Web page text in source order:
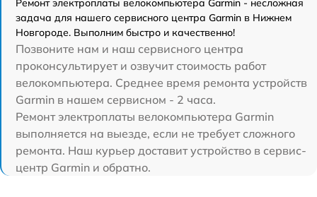
Ремонт электроплаты велокомпьютера Garmin - несложная
задача для нашего сервисного центра Garmin в Нижнем
Новгороде. Выполним быстро и качественно!
Позвоните нам и наш сервисного центра
проконсультирует и озвучит стоимость работ
велокомпьютера. Среднее время ремонта устройств
Garmin в нашем сервисном - 2 часа.
Ремонт электроплаты велокомпьютера Garmin
выполняется на выезде, если не требует сложного
ремонта. Наш курьер доставит устройство в сервис-
центр Garmin и обратно.